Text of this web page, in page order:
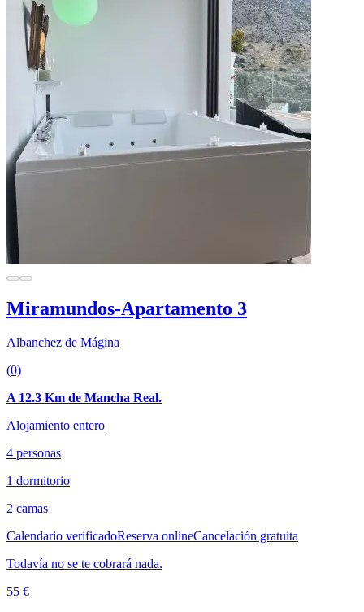
Miramundos-Apartamento 3
Albanchez de Mágina
(0)
A 12.3 Km de Mancha Real.
Alojamiento entero
4 personas
1 dormitorio
2 camas
Calendario verificadoReserva onlineCancelación gratuita
Todavía no se te cobrará nada.
55 €